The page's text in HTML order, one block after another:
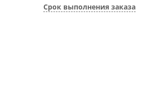
Срок выполнения заказа